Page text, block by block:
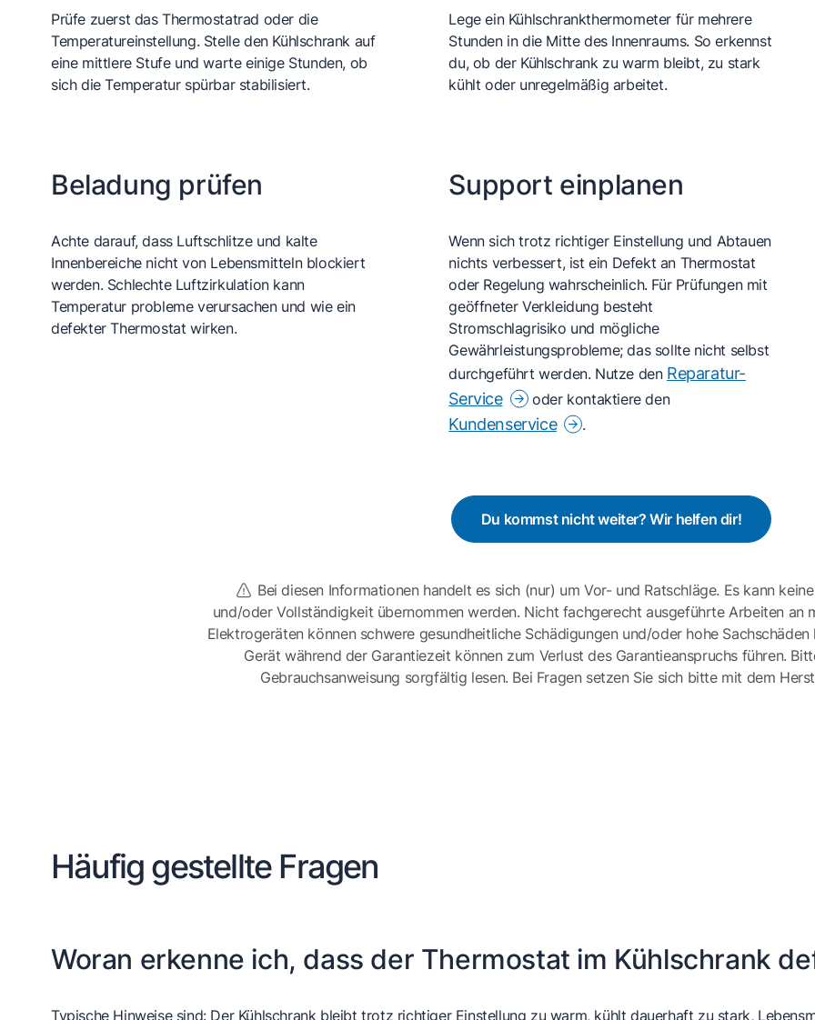
Prüfe zuerst das Thermostatrad oder die
Temperatureinstellung. Stelle den Kühlschrank auf
eine mittlere Stufe und warte einige Stunden, ob
sich die Temperatur spürbar stabilisiert.
Lege ein Kühlschrankthermometer für mehrere
Stunden in die Mitte des Innenraums. So erkennst
du, ob der Kühlschrank zu warm bleibt, zu stark
kühlt oder unregelmäßig arbeitet.
Beladung prüfen
Achte darauf, dass Luftschlitze und kalte
Innenbereiche nicht von Lebensmitteln blockiert
werden. Schlechte Luftzirkulation kann
Temperatur probleme verursachen und wie ein
defekter Thermostat wirken.
Support einplanen
Wenn sich trotz richtiger Einstellung und Abtauen
nichts verbessert, ist ein Defekt an Thermostat
oder Regelung wahrscheinlich. Für Prüfungen mit
geöffneter Verkleidung besteht
Stromschlagrisiko und mögliche
Gewährleistungsprobleme; das sollte nicht selbst
durchgeführt werden. Nutze den Reparatur-
Service
oder kontaktiere den
Kundenservice .
Du kommst nicht weiter? Wir helfen dir!
Bei diesen Informationen handelt es sich (nur) um Vor- und Ratschläge. Es kann
und/oder Vollständigkeit übernommen werden. Nicht fachgerecht ausgeführte Arbeiten an
Elektrogeräten können schwere gesundheitliche Schädigungen und/oder hohe
Gerät während der Garantiezeit können zum Verlust des Garantieanspruchs führen.
Gebrauchsanweisung sorgfältig lesen. Bei Fragen setzen Sie sich bitte mit dem
Häufig gestellte Fragen
Woran erkenne ich, dass der Thermostat im Kühlschrank
Typische Hinweise sind: Der Kühlschrank bleibt trotz richtiger Einstellung zu warm, kühlt dauerhaft zu stark,